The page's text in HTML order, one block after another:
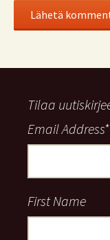
Tilaa
Email Address*
First Name